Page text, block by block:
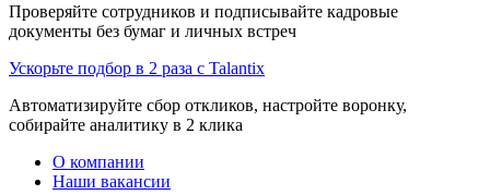
Проверяйте сотрудников и подписывайте кадровые
документы без бумаг и личных встреч
Ускорьте подбор в 2 раза с Talantix
Автоматизируйте сбор откликов, настройте воронку,
собирайте аналитику в 2 клика
О компании
Наши вакансии